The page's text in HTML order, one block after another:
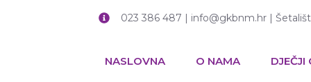
023 386 487 | info@gkbnm.hr |
NASLOVNA O NAMA DJEČJI